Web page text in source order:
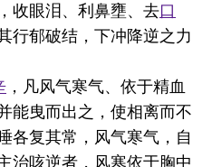
收眼泪、利鼻壅、去口
行郁破结，下冲降逆之力
，凡风气寒气、依于精血
能曳而出之，使相离而不
各复其常，风气寒气，自
治咳逆者，风寒依于胸中